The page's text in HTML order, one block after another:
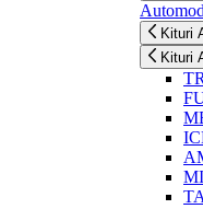
Kituri
Kituri